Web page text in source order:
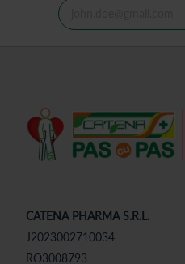
CATENA PHARMA S.R.L.
J2023002710034
RO3008793